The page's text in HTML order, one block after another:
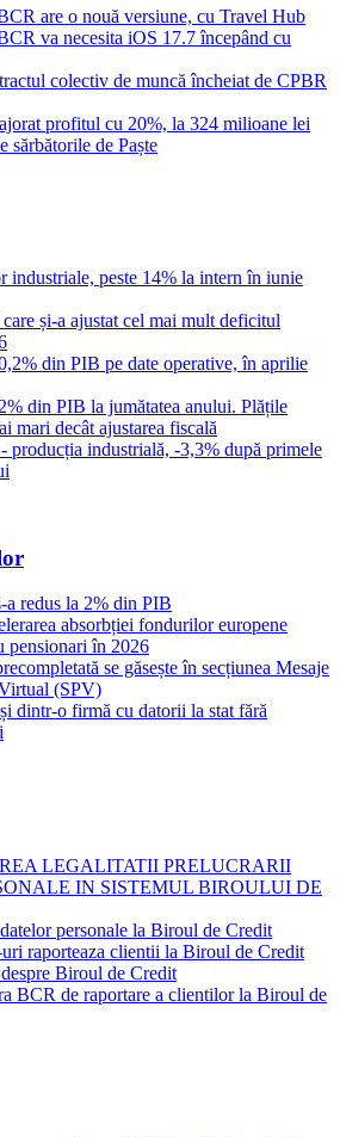
are o nouă versiune, cu Travel Hub
va necesita iOS 17.7 începând cu
colectiv de muncă încheiat de CPBR
profitul cu 20%, la 324 milioane lei
sărbătorile de Paște
industriale, peste 14% la intern în iunie
și-a ajustat cel mai mult deficitul
din PIB pe date operative, în aprilie
din PIB la jumătatea anului. Plățile
mari decât ajustarea fiscală
producția industrială, -3,3% după primele
redus la 2% din PIB
absorbției fondurilor europene
pensionari în 2026
se găsește în secțiunea Mesaje
(SPV)
dintr-o firmă cu datorii la stat fără
LEGALITATII PRELUCRARII
IN SISTEMUL BIROULUI DE
personale la Biroul de Credit
raporteaza clientii la Biroul de Credit
Biroul de Credit
BCR de raportare a clientilor la Biroul de